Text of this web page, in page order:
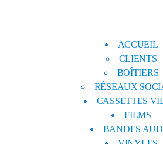
ACCUEIL
CLIENTS
BOÎTIERS
RÉSEAUX
CASSETTES
FILMS
BANDES